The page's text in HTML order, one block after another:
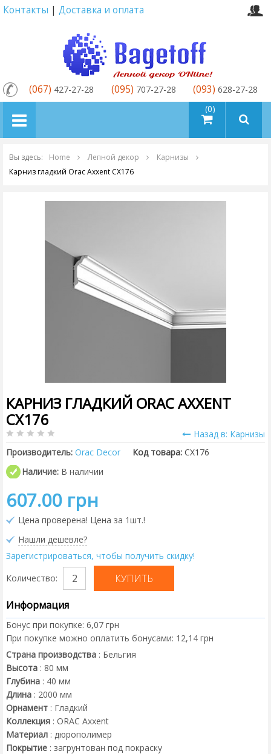
Контакты | Доставка и оплата
товаров (0)
(067) 427-27-28 (095) 707-27-28 (093) 628-27-28
Вы здесь: Home Лепной декор
Карнизы
Карниз гладкий Orac Axxent CX176
КАРНИЗ ГЛАДКИЙ ORAC AXXENT
CX176
Назад в: Карнизы
Производитель: Orac Decor Код товара: CX176
Наличие: В наличии
607.00 грн
Цена проверена! Цена за 1шт.!
Нашли дешевле?
Зарегистрироваться, чтобы получить скидку!
Количество:
Информация
Бонус при покупке: 6,07 грн
При покупке можно оплатить бонусами: 12,14 грн
Страна производства : Бельгия
Высота : 80 мм
Глубина : 40 мм
Длина : 2000 мм
Орнамент : Гладкий
Коллекция : ORAC Axxent
Материал : дюрополимер
Покрытие : загрунтован под покраску